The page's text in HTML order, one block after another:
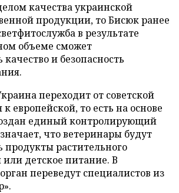
качества украинской
продукции, то Бисюк ранее
в результате
объеме сможет
и безопасность
переходит от советской
европейской, то есть на основе
единый контролирующий
что ветеринары будут
продукты растительного
детское питание. В
переведут специалистов из